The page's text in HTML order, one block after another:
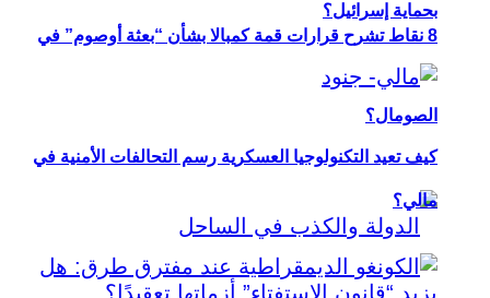
8 نقاط تشرح قرارات قمة كمبالا بشأن “بعثة أوصوم” في
الصومال؟
بحماية إسرائيل؟
كيف تعيد التكنولوجيا العسكرية رسم التحالفات الأمنية في
مالي؟